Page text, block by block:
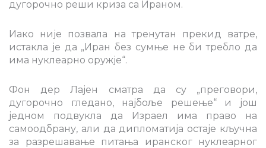
дугорочно реши криза са Ираном.
Иако није позвала на тренутан прекид ватре,
истакла је да „Иран без сумње не би требло да
има нуклеарно оружје“.
Фон дер Лајен сматра да су „преговори,
дугорочно гледано, најбоље решење“ и још
једном подвукла да Израел има право на
самоодбрану, али да дипломатија остаје кључна
за разрешавање питања иранског нуклеарног